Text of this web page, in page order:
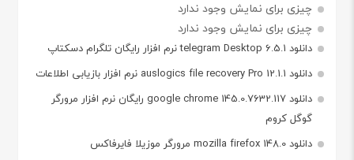
چیزی برای نمایش وجود ندارد
چیزی برای نمایش وجود ندارد
دانلود telegram Desktop 6.5.1 نرم افزار رایگان تلگرام دسکتاپ
دانلود auslogics file recovery Pro 12.1.1 نرم افزار بازیابی اطلاعات
دانلود google chrome 145.0.7632.117 رایگان نرم افزار مرورگر
گوگل کروم
دانلود mozilla firefox 148.0 مرورگر موزیلا فایرفاکس